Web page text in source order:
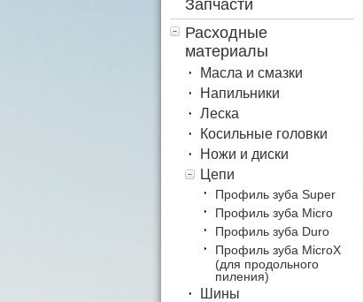
Запчасти
Расходные
материалы
Масла и смазки
Напильники
Леска
Косильные головки
Ножи и диски
Цепи
Профиль зуба Super
Профиль зуба Micro
Профиль зуба Duro
Профиль зуба MicroX
(для продольного
пиления)
Шины